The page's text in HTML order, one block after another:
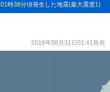
01時38分頃発生した地震(最大震度1)
2016年08月31日01:41発表